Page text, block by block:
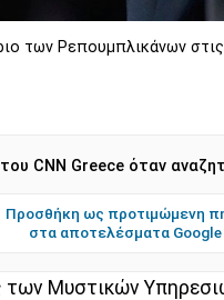
των Ρεπουμπλικάνων
CNN Greece όταν
Προσθήκη ως προτιμώμενη
στα αποτελέσματα Google
των Μυστικών